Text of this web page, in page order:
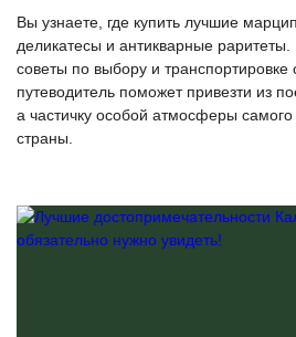
Вы узнаете, где купить лучшие
деликатесы и антикварные
советы по выбору и транспортировке
путеводитель поможет привезти из
а частичку особой атмосферы самого
страны.